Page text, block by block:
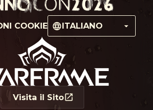
COOKIE ITALIANO
Visita il Sito